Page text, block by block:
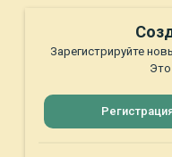
Зарегистрируйте